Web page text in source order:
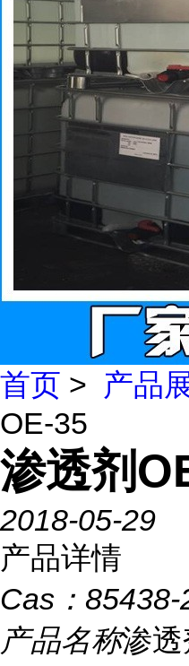
首页 > 产品
OE-35
渗透剂
2018-05-29
产品详情
Cas： 85438-
产品名称渗